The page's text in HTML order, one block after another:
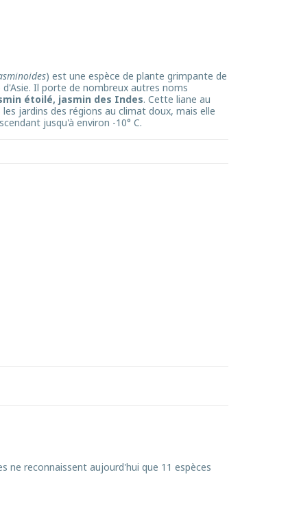
) est une espèce de plante grimpante de
d'Asie. Il porte de nombreux autres noms
étoilé, jasmin des Indes. Cette liane au
jardins des régions au climat doux, mais elle
jusqu'à environ -10° C.
ne reconnaissent aujourd'hui que 11 espèces